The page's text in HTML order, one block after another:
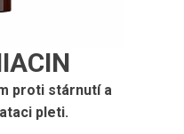
proti stárnutí a
pleti.